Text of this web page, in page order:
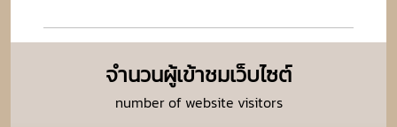
จำนวนผู้เข้าชมเว็บไซต์
number of website visitors